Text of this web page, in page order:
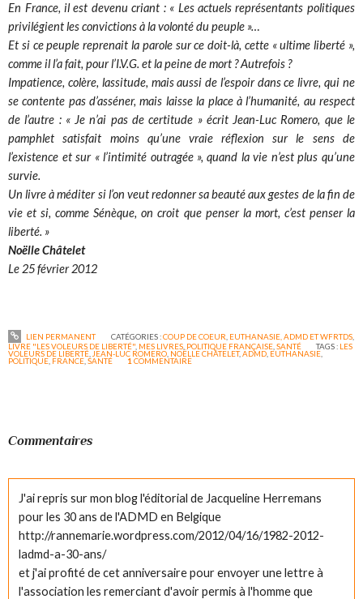
En France, il est devenu criant : « Les actuels représentants politiques
privilégient les convictions à la volonté du peuple »…
Et si ce peuple reprenait la parole sur ce doit-là, cette « ultime liberté »,
comme il l’a fait, pour l’I.V.G. et la peine de mort ? Autrefois ?
Impatience, colère, lassitude, mais aussi de l’espoir dans ce livre, qui ne
se contente pas d’asséner, mais laisse la place à l’humanité, au respect
de l’autre : « Je n’ai pas de certitude » écrit Jean-Luc Romero, que le
pamphlet satisfait moins qu’une vraie réflexion sur le sens de
l’existence et sur « l’intimité outragée », quand la vie n’est plus qu’une
survie.
Un livre à méditer si l’on veut redonner sa beauté aux gestes de la fin de
vie et si, comme Sénèque, on croit que penser la mort, c’est penser la
liberté. »
Noëlle Châtelet
Le 25 février 2012
LIEN PERMANENT CATÉGORIES :COUP DE COEUR EUTHANASIE, ADMD ET WFRTDS,
LIVRE "LES VOLEURS DE LIBERTÉ" MES LIVRES POLITIQUE FRANÇAISE ,SANTÉ TAGS : LES
VOLEURS DE LIBERTÉ JEAN-LUC ROMERO NOËLLE CHÂTELET,ADMD EUTHANASIE
POLITIQUE FRANCE ,SANTÉ 1 COMMENTAIRE
Commentaires
J'ai repris sur mon blog l'éditorial de Jacqueline Herremans
pour les 30 ans de l'ADMD en Belgique
http://rannemarie.wordpress.com/2012/04/16/1982-2012-
ladmd-a-30-ans/
et j'ai profité de cet anniversaire pour envoyer une lettre à
l'association les remerciant d'avoir permis à l'homme que